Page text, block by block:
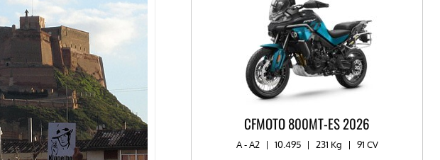
CFMOTO 800MT-ES 2026
A - A2 | 10.495 | 231 Kg | 91 CV